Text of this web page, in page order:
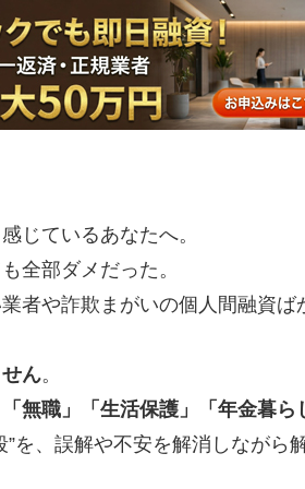
じているあなたへ。
全部ダメだった。
者や詐欺まがいの個人間融資ば
ん。
無職」「生活保護」「年金暮ら
を、誤解や不安を解消しながら